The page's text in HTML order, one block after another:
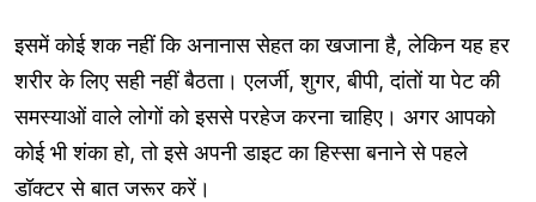
इसमें कोई शक नहीं कि अनानास सेहत का खजाना है, लेकिन यह हर
शरीर के लिए सही नहीं बैठता। एलर्जी, शुगर, बीपी, दांतों या पेट की
समस्याओं वाले लोगों को इससे परहेज करना चाहिए। अगर आपको
कोई भी शंका हो, तो इसे अपनी डाइट का हिस्सा बनाने से पहले
डॉक्टर से बात जरूर करें।